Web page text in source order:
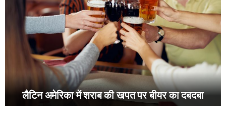
लैटिन अमेरिका में शराब की खपत पर बीयर का दबदबा